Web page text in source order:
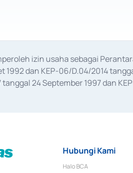
izin usaha sebagai
1992 dan KEP-06/D.04/2014
tanggal 24 September 1997 dan
Hubungi Kami
Halo BCA